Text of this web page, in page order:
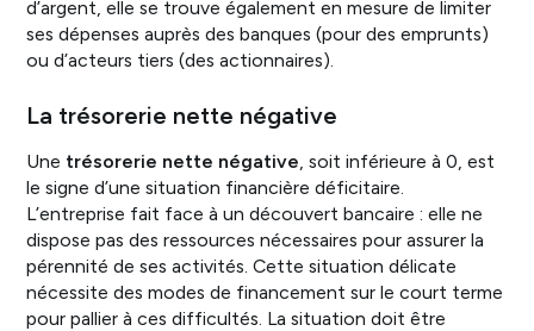
d’argent, elle se trouve également en mesure de limiter
ses dépenses auprès des banques (pour des emprunts)
ou d’acteurs tiers (des actionnaires).
La trésorerie nette négative
Une trésorerie nette négative, soit inférieure à 0, est
le signe d’une situation financière déficitaire.
L’entreprise fait face à un découvert bancaire : elle ne
dispose pas des ressources nécessaires pour assurer la
pérennité de ses activités. Cette situation délicate
nécessite des modes de financement sur le court terme
pour pallier à ces difficultés. La situation doit être